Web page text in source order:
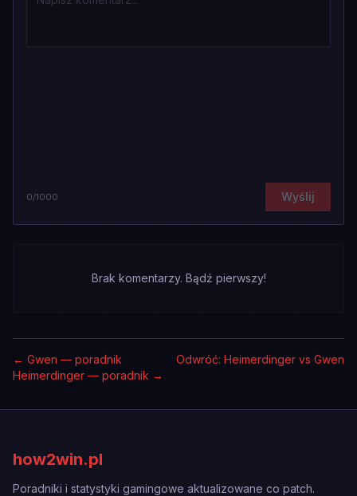
0/1000 Wyślij
Brak komentarzy. Bądź pierwszy!
← Gwen — poradnik
Odwróć: Heimerdinger vs Gwen
Heimerdinger — poradnik →
how2win.pl
Poradniki i statystyki gamingowe aktualizowane co patch.